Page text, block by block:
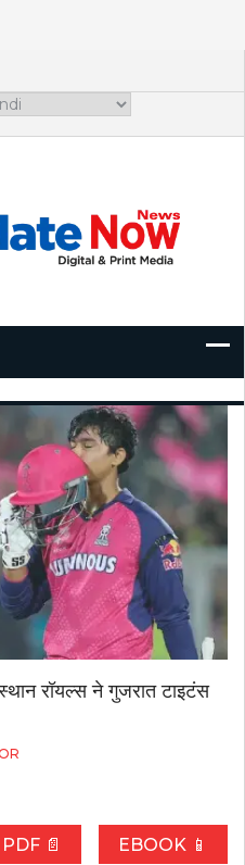
रॉयल्स ने गुजरात टाइटंस
PDF 📄 EBOOK 📱